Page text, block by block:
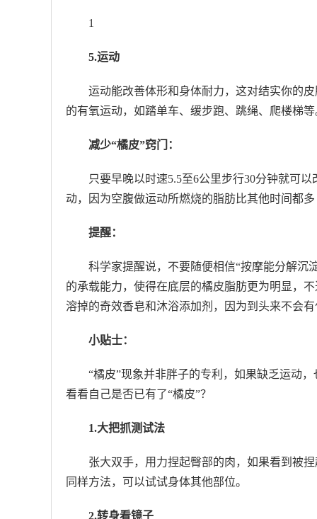
1
5.运动
运动能改善体形和身体耐力，这对结实你的
的有氧运动，如踏单车、缓步跑、跳绳、爬楼梯等
减少“橘皮”窍门：
只要早晚以时速5.5至6公里步行30分钟就可
动，因为空腹做运动所燃烧的脂肪比其他时间都多
提醒：
科学家提醒说，不要随便相信“按摩能分解沉
的承载能力，使得在底层的橘皮脂肪更为明显，
溶掉的奇效香皂和沐浴添加剂，因为到头来不会
小贴士：
“橘皮”现象并非胖子的专利，如果缺乏运动
看看自己是否已有了“橘皮”？
1.大把抓测试法
张大双手，用力捏起臀部的肉，如果看到被
同样方法，可以试试身体其他部位。
2.转身看镜子